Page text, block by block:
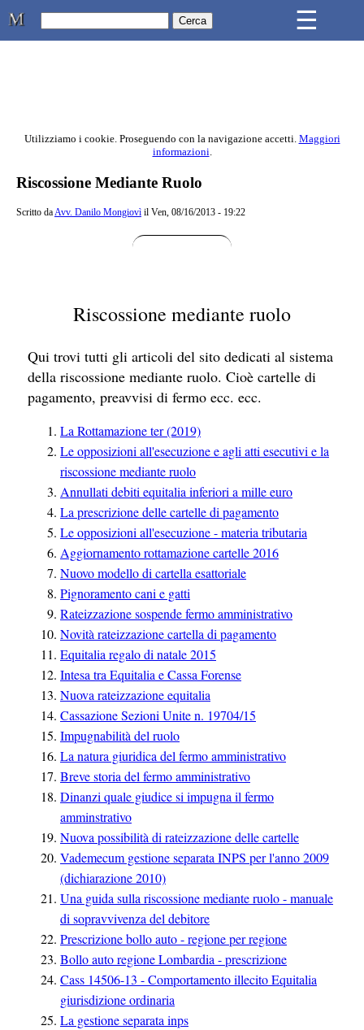
Studio Legale Mongiovì ☰
Contenuto principale della pagina
Utilizziamo i cookie. Proseguendo con la navigazione accetti. Maggiori
informazioni.
Riscossione Mediante Ruolo
Scritto daAvv. Danilo Mongiovì il Ven, 08/16/2013 - 19:22
Riscossione mediante ruolo
Qui trovi tutti gli articoli del sito dedicati al sistema
della riscossione mediante ruolo. Cioè cartelle di
pagamento, preavvisi di fermo ecc. ecc.
La Rottamazione ter (2019)
Le opposizioni all'esecuzione e agli atti esecutivi e la
riscossione mediante ruolo
Annullati debiti equitalia inferiori a mille euro
La prescrizione delle cartelle di pagamento
Le opposizioni all'esecuzione - materia tributaria
Aggiornamento rottamazione cartelle 2016
Nuovo modello di cartella esattoriale
Pignoramento cani e gatti
Rateizzazione sospende fermo amministrativo
Novità rateizzazione cartella di pagamento
Equitalia regalo di natale 2015
Intesa tra Equitalia e Cassa Forense
Nuova rateizzazione equitalia
Cassazione Sezioni Unite n. 19704/15
Impugnabilità del ruolo
La natura giuridica del fermo amministrativo
Breve storia del fermo amministrativo
Dinanzi quale giudice si impugna il fermo
amminstrativo
Nuova possibilità di rateizzazione delle cartelle
Vademecum gestione separata INPS per l'anno 2009
(dichiarazione 2010)
Una guida sulla riscossione mediante ruolo - manuale
di sopravvivenza del debitore
Prescrizione bollo auto - regione per regione
Bollo auto regione Lombardia - prescrizione
Cass 14506-13 - Comportamento illecito Equitalia
giurisdizione ordinaria
La gestione separata inps